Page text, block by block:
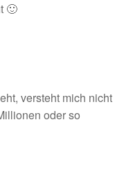
🙂
versteht mich nicht
oder so